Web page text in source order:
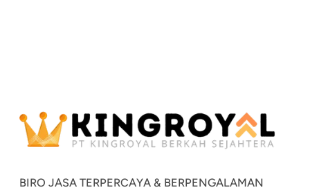
BIRO JASA TERPERCAYA & BERPENGALAMAN